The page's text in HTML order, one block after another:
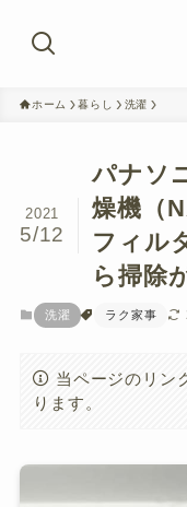
ホーム 暮らし 洗濯
パナソ
燥機（
フィル
ら掃除
2021
5/12
洗濯 ラク家事
当ページのリン
ります。